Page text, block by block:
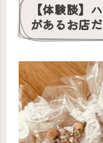
【体験談】
があるお店